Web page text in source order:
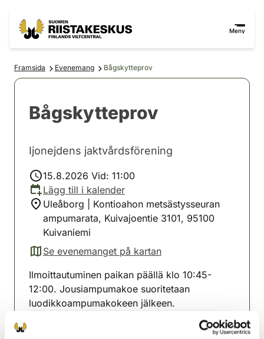
Meny
Framsida Evenemang Bågskytteprov
Bågskytteprov
Ijonejdens jaktvårdsförening
15.8.2026 Vid: 11:00
Lägg till i kalender
Uleåborg | Kontioahon metsästysseuran
ampumarata, Kuivajoentie 3101, 95100
Kuivaniemi
Se evenemanget på kartan
(avautuu uuteen välilehteen)
Ilmoittautuminen paikan päällä klo 10:45-
12:00. Jousiampumakoe suoritetaan
luodikkoampumakokeen jälkeen.